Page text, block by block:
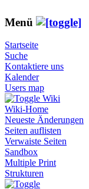
Menü
Startseite
Suche
Kontaktiere uns
Kalender
Users map
Wiki
Wiki-Home
Neueste Änderungen
Seiten auflisten
Verwaiste Seiten
Sandbox
Multiple Print
Strukturen